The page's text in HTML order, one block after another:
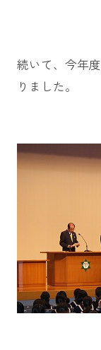
続いて、今年
りました。